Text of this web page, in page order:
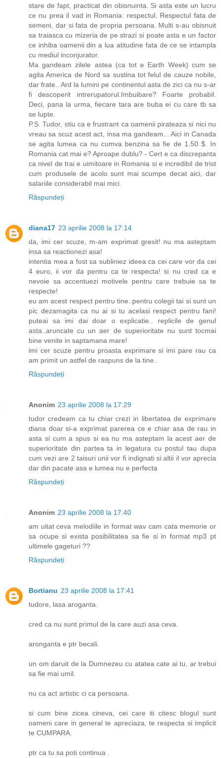
stare de fapt, practicat din obisnuinta. Si asta este un lucru
ce nu prea il vad in Romania: respectul. Respectul fata de
semeni, dar si fata de propria persoana. Multi s-au obisnuit
sa traiasca cu mizeria de pe strazi si poate asta e un factor
ce inhiba oamenii din a lua atitudine fata de ce se intampla
cu mediul inconjurator.
Ma gandeam zilele astea (ca tot e Earth Week) cum se
agita America de Nord sa sustina tot felul de cauze nobile,
dar frate.. Ard la lumini pe continentul asta de zici ca nu s-ar
fi descoperit intrerupatorul.Imbuibare? Foarte probabil.
Deci, pana la urma, fiecare tara are buba ei cu care tb sa
se lupte.
P.S. Tudor, stiu ca e frustrant ca oamenii pirateaza si nici nu
vreau sa scuz acest act, insa ma gandeam... Aici in Canada
se agita lumea ca nu cumva benzina sa fie de 1.50 $. In
Romania cat mai e? Aproape dublu? - Cert e ca discrepanta
ca nivel de trai e uimitoare in Romania si e incredibil de trist
cum produsele de acolo sunt mai scumpe decat aici, dar
salariile considerabil mai mici.
Răspundeți
diana17 23 aprilie 2008 la 17:14
da, imi cer scuze, m-am exprimat gresit! nu ma asteptam
insa sa reactionezi asa!
intentia mea a fost sa subliniez ideea ca cei care vor da cei
4 euro, ii vor da pentru ca te respecta! si nu cred ca e
nevoie sa accentuezi motivele pentru care trebuie sa te
respecte!
eu am acest respect pentru tine..pentru colegii tai si sunt un
pic dezamagita ca nu ai si tu acelasi respect pentru fani!
puteai sa imi dai doar o explicatie.. replicile de genul
asta..aruncate cu un aer de superioritate nu sunt tocmai
bine venite in saptamana mare!
imi cer scuze pentru proasta exprimare si imi pare rau ca
am primit un astfel de raspuns de la tine..
Răspundeți
Anonim 23 aprilie 2008 la 17:29
tudor credeam ca tu chiar crezi in libertatea de exprimare
diana doar si-a exprimat parerea ce e chiar asa de rau in
asta si cum a spus si ea nu ma asteptam la acest aer de
superioritate din partea ta in legatura cu postul tau dupa
cum vezi are 2 taisuri unii vor fi indignati si altii il vor aprecia
dar din pacate asa e lumea nu e perfecta
Răspundeți
Anonim 23 aprilie 2008 la 17:40
am uitat ceva melodiile in format wav cam cata memorie or
sa ocupe si exista posibilitatea sa fie si in format mp3 pt
ultimele gageturi ??
Răspundeți
Bortianu 23 aprilie 2008 la 17:41
tudore, lasa aroganta.
cred ca nu sunt primul de la care auzi asa ceva.
aronganta e ptr becali.
un om daruit de la Dumnezeu cu atatea cate ai tu, ar trebui
sa fie mai umil.
nu ca act artistic ci ca persoana.
si cum bine zicea cineva, cei care iti citesc blogul sunt
oameni care in general te apreciaza, te respecta si implicit
te CUMPARA.
ptr ca tu sa poti continua .